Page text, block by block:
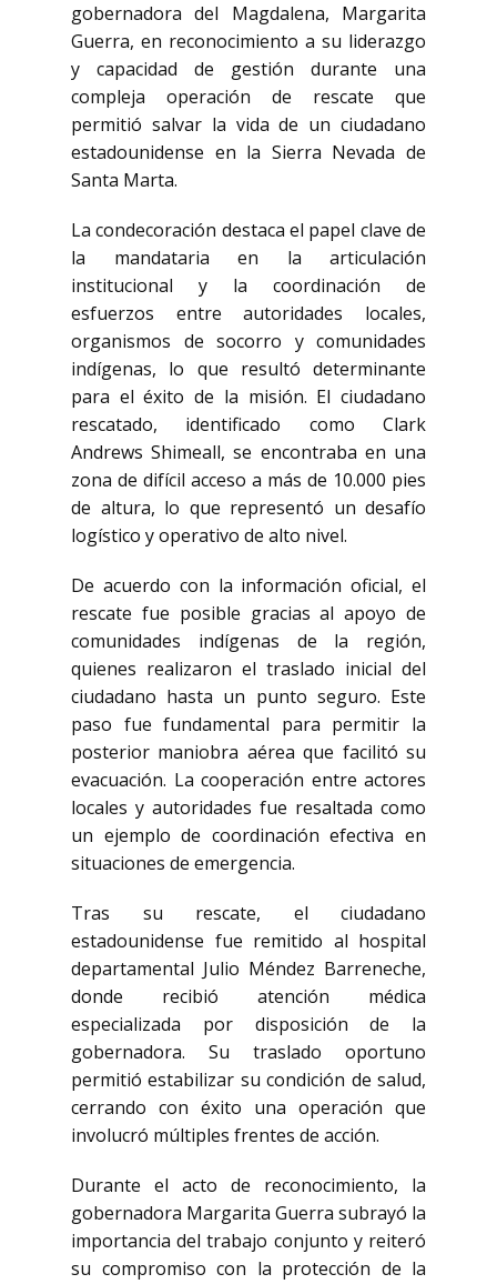
gobernadora del Magdalena, Margarita
Guerra, en reconocimiento a su liderazgo
y capacidad de gestión durante una
compleja operación de rescate que
permitió salvar la vida de un ciudadano
estadounidense en la Sierra Nevada de
Santa Marta.
La condecoración destaca el papel clave de
la mandataria en la articulación
institucional y la coordinación de
esfuerzos entre autoridades locales,
organismos de socorro y comunidades
indígenas, lo que resultó determinante
para el éxito de la misión. El ciudadano
rescatado, identificado como Clark
Andrews Shimeall, se encontraba en una
zona de difícil acceso a más de 10.000 pies
de altura, lo que representó un desafío
logístico y operativo de alto nivel.
De acuerdo con la información oficial, el
rescate fue posible gracias al apoyo de
comunidades indígenas de la región,
quienes realizaron el traslado inicial del
ciudadano hasta un punto seguro. Este
paso fue fundamental para permitir la
posterior maniobra aérea que facilitó su
evacuación. La cooperación entre actores
locales y autoridades fue resaltada como
un ejemplo de coordinación efectiva en
situaciones de emergencia.
Tras su rescate, el ciudadano
estadounidense fue remitido al hospital
departamental Julio Méndez Barreneche,
donde recibió atención médica
especializada por disposición de la
gobernadora. Su traslado oportuno
permitió estabilizar su condición de salud,
cerrando con éxito una operación que
involucró múltiples frentes de acción.
Durante el acto de reconocimiento, la
gobernadora Margarita Guerra subrayó la
importancia del trabajo conjunto y reiteró
su compromiso con la protección de la